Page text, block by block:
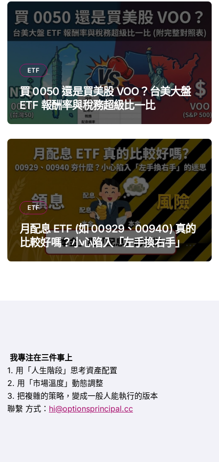
ETF
買 0050 還是買美股 VOO？台美大盤
ETF 報酬率與稅務超級比一比
ETF
月配息 ETF (如 00929、00940) 真的
比較好嗎？小心陷入「左手換右手」迷
我專注在三件事上
1. 用「人生階段」思考資產配置
2. 用「市場溫度」動態調整
3. 把複雜的策略，變成一般人能執行的版本
聯繫 方式： hi@optionsprincipal.cc